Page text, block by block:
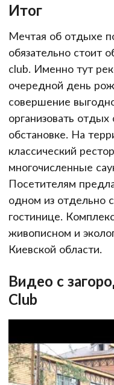
Итог
Мечтая об отдыхе
обязательно стоит
club. Именно тут
очередной день
совершение
организовать
обстановке. На
классический
многочисленные
Посетителям
одном из отдельно
гостинице.
живописном и
Киевской области.
Видео с
Club